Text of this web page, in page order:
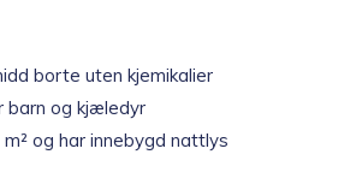
borte uten kjemikalier
barn og kjæledyr
og har innebygd nattlys